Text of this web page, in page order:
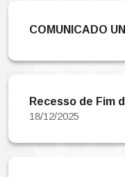
COMUNICADO
Recesso de Fim
18/12/2025